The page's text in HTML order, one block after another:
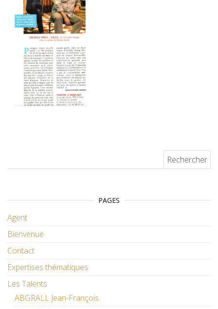
PAGES
Agent
Bienvenue
Contact
Expertises thématiques
Les Talents
ABGRALL Jean-François